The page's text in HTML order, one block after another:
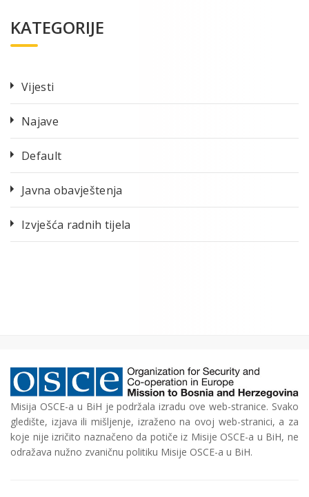
KATEGORIJE
Vijesti
Najave
Default
Javna obavještenja
Izvješća radnih tijela
Misija OSCE-a u BiH je podržala izradu ove web-stranice. Svako
gledište, izjava ili mišljenje, izraženo na ovoj web-stranici, a za
koje nije izričito naznačeno da potiče iz Misije OSCE-a u BiH, ne
odražava nužno zvaničnu politiku Misije OSCE-a u BiH.